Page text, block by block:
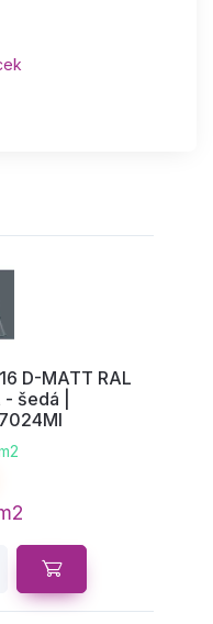
D-MATT RAL
šedá |